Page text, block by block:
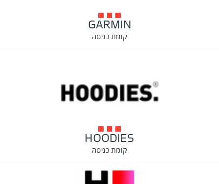
GARMIN
קומת כניסה
HOODIES
קומת כניסה